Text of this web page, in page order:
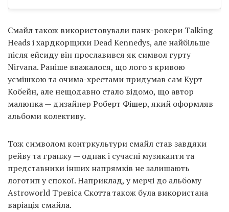
Смайл також використовували панк-рокери Talking
Heads і хардкорщики Dead Kennedys, але найбільше
після ейсиду він прославився як символ гурту
Nirvana. Раніше вважалося, що лого з кривою
усмішкою та очима-хрестами придумав сам Курт
Кобейн, але нещодавно стало відомо, що автор
малюнка — дизайнер Роберт Фішер, який оформляв
альбоми колективу.
Тож символом контркультури смайл став завдяки
рейву та гранжу — однак і сучасні музиканти та
представники інших напрямків не залишають
логотип у спокої. Наприклад, у мерчі до альбому
Astroworld Тревіса Скотта також була використана
варіація смайла.